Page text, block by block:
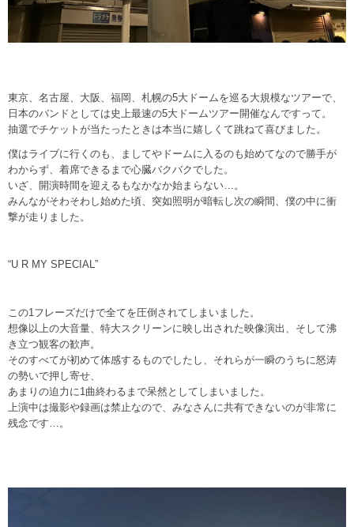
東京、名古屋、大阪、福岡、札幌の5大ドームを巡る大規模なツアーで、
日本のバンドとしては史上最速の5大ドームツアー開催なんですって。
抽選でチケットが当たったときは本当に嬉しくて跳ねて喜びました。
僕はライブに行くのも、ましてやドームに入るのも始めてなので勝手が
わからず、着席できるまで心臓バクバクでした。
いざ、開演時間を迎えるもなかなか始まらない…。
みんながそわそわし始めた頃、突如照明が暗転し次の瞬間、僕の中に衝
撃が走りました。
“U R MY SPECIAL”
この1フレーズだけで全てを圧倒されてしまいました。
想像以上の大音量、特大スクリーンに映し出された映像演出、そして沸
き立つ観客の歓声。
そのすべてが初めて体感するものでしたし、それらが一瞬のうちに怒涛
の勢いで押し寄せ、
あまりの迫力に1曲終わるまで呆然としてしまいました。
上演中は撮影や録画は禁止なので、みなさんに共有できないのが非常に
残念です…。